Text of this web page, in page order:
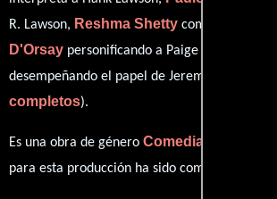
R. Lawson, Reshma Shetty como Divya
D'Orsay personificando a Paige Collins y
desempeñando el papel de Jeremiah Sacani (
completos).
Es una obra de género Comedia
para esta producción ha sido compuesta por